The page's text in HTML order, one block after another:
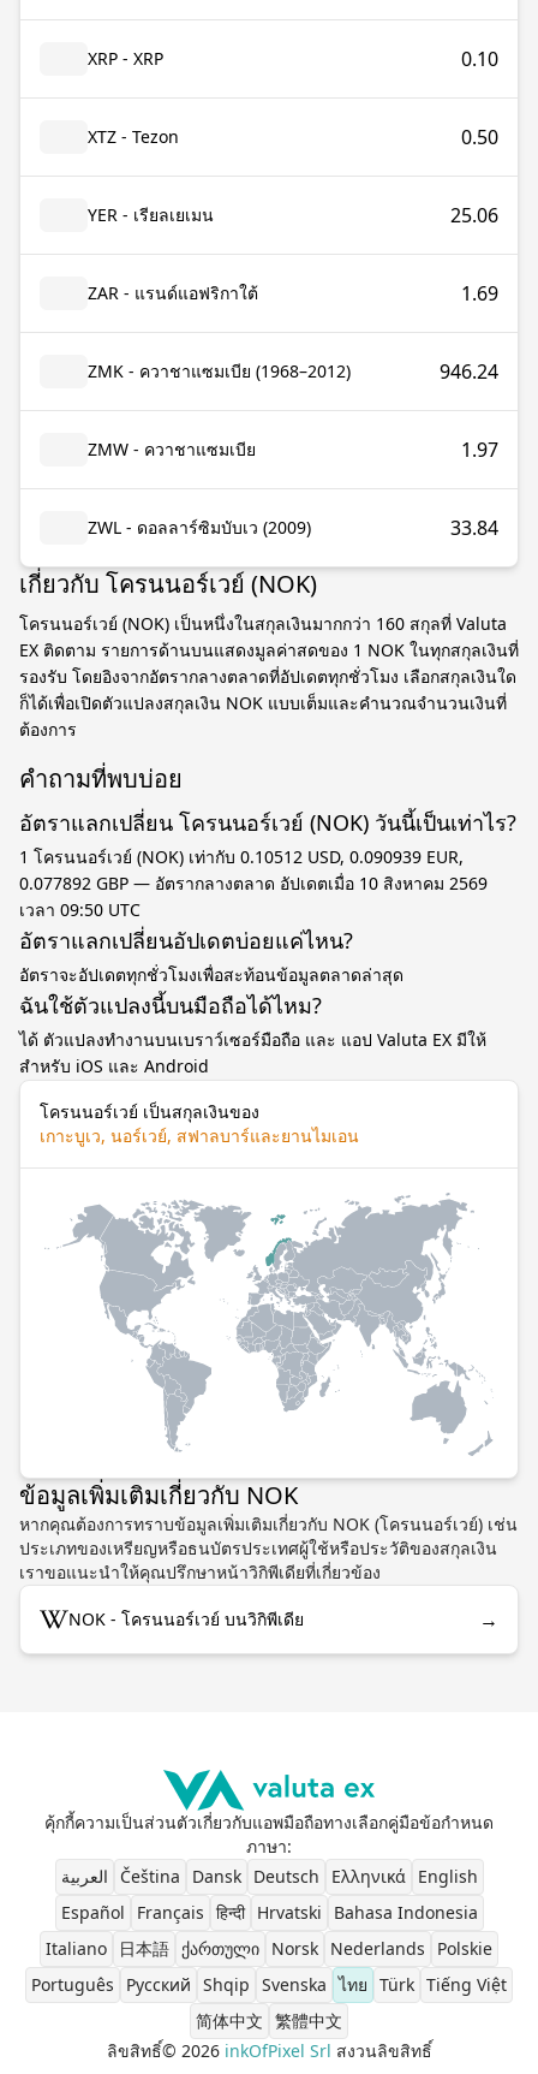
XRP - XRP 0.10
XTZ - Tezon 0.50
YER - เรียลเยเมน 25.06
ZAR - แรนด์แอฟริกาใต้ 1.69
ZMK - ควาชาแซมเบีย (1968–2012) 946.24
ZMW - ควาชาแซมเบีย 1.97
ZWL - ดอลลาร์ซิมบับเว (2009) 33.84
เกี่ยวกับ โครนนอร์เวย์ (NOK)
โครนนอร์เวย์ (NOK) เป็นหนึ่งในสกุลเงินมากกว่า 160 สกุลที่ Valuta
EX ติดตาม รายการด้านบนแสดงมูลค่าสดของ 1 NOK ในทุกสกุลเงินที่
รองรับ โดยอิงจากอัตรากลางตลาดที่อัปเดตทุกชั่วโมง เลือกสกุลเงินใด
ก็ได้เพื่อเปิดตัวแปลงสกุลเงิน NOK แบบเต็มและคำนวณจำนวนเงินที่
ต้องการ
คำถามที่พบบ่อย
อัตราแลกเปลี่ยน โครนนอร์เวย์ (NOK) วันนี้เป็นเท่าไร?
1 โครนนอร์เวย์ (NOK) เท่ากับ 0.10512 USD, 0.090939 EUR,
0.077892 GBP — อัตรากลางตลาด อัปเดตเมื่อ 10 สิงหาคม 2569
เวลา 09:50 UTC
อัตราแลกเปลี่ยนอัปเดตบ่อยแค่ไหน?
อัตราจะอัปเดตทุกชั่วโมงเพื่อสะท้อนข้อมูลตลาดล่าสุด
ฉันใช้ตัวแปลงนี้บนมือถือได้ไหม?
ได้ ตัวแปลงทำงานบนเบราว์เซอร์มือถือ และ แอป Valuta EX มีให้
สำหรับ iOS และ Android
โครนนอร์เวย์ เป็นสกุลเงินของ
เกาะบูเว, นอร์เวย์, สฟาลบาร์และยานไมเอน
ข้อมูลเพิ่มเติมเกี่ยวกับ NOK
หากคุณต้องการทราบข้อมูลเพิ่มเติมเกี่ยวกับ NOK (โครนนอร์เวย์) เช่น
ประเภทของเหรียญหรือธนบัตรประเทศผู้ใช้หรือประวัติของสกุลเงิน
เราขอแนะนำให้คุณปรึกษาหน้าวิกิพีเดียที่เกี่ยวข้อง
NOK - โครนนอร์เวย์ บนวิกิพีเดีย →
คุ้กกี้ความเป็นส่วนตัวเกี่ยวกับแอพมือถือทางเลือกคู่มือข้อกำหนด
ภาษา:
العربية
Čeština Dansk Deutsch Ελληνικά
English
Español
Français हिन्दी Hrvatski
Bahasa Indonesia
Italiano
日本語 ქართული Norsk Nederlands
Polskie
Português
Pусский Shqip Svenska ไทย Türk Tiếng Việt
简体中文 繁體中文
ลิขสิทธิ์© 2026 inkOfPixel Srl สงวนลิขสิทธิ์